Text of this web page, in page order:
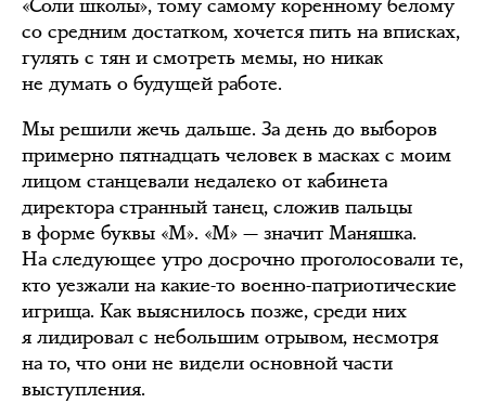
«Соли школы», тому самому коренному белому
со средним достатком, хочется пить на вписках,
гулять с тян и смотреть мемы, но никак
не думать о будущей работе.
Мы решили жечь дальше. За день до выборов
примерно пятнадцать человек в масках с моим
лицом станцевали недалеко от кабинета
директора странный танец, сложив пальцы
в форме буквы «М». «М» — значит Маняшка.
На следующее утро досрочно проголосовали те,
кто уезжали на какие-то военно-патриотические
игрища. Как выяснилось позже, среди них
я лидировал с небольшим отрывом, несмотря
на то, что они не видели основной части
выступления.